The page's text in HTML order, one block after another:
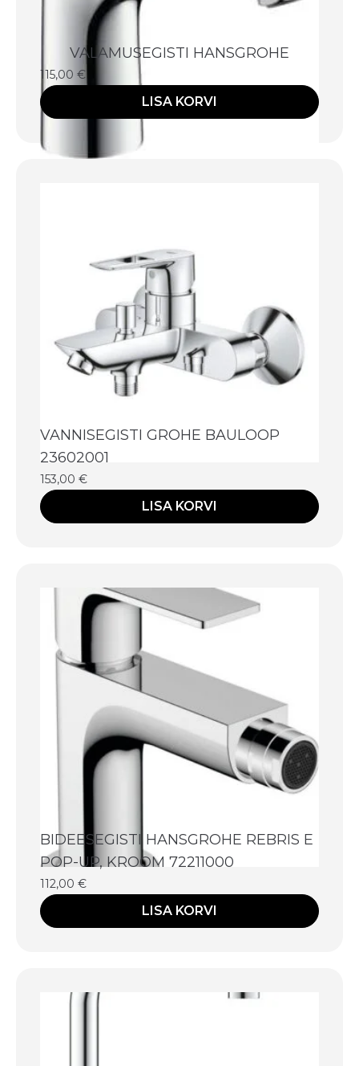
VALAMUSEGISTI HANSGROHE
115,00 €
LISA KORVI
VANNISEGISTI GROHE BAULOOP
23602001
153,00 €
LISA KORVI
BIDEESEGISTI HANSGROHE REBRIS E
POP-UP, KROOM 72211000
112,00 €
LISA KORVI